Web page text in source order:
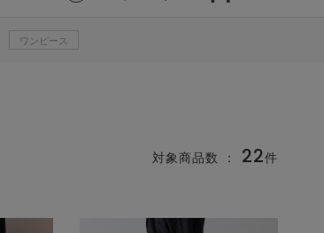
ワンピース
対象商品数 ： 22件